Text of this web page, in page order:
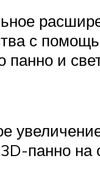
с
панно и
панно на